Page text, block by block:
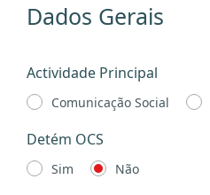
Dados Gerais
Actividade Principal
Comunicação Social
Detém OCS
Sim Não